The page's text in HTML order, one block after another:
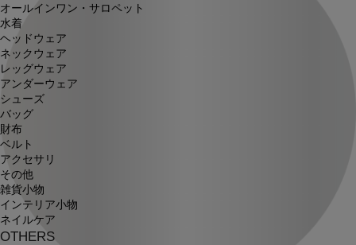
オールインワン・サロペット
水着
ヘッドウェア
ネックウェア
レッグウェア
アンダーウェア
シューズ
バッグ
財布
ベルト
アクセサリ
その他
雑貨小物
インテリア小物
ネイルケア
OTHERS